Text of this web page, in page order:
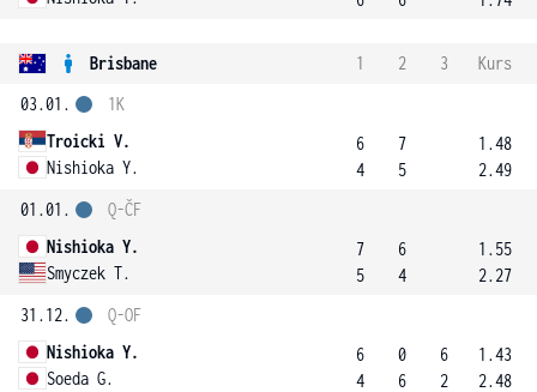
Brisbane 1 2 3
Kurs
03.01.
Troicki V.
Nishioka Y.
1K
6
4
7
5
1.48
2.49
01.01.
Nishioka Y.
Smyczek T.
Q-ČF
7
5
6
4
1.55
2.27
31.12.
Nishioka Y.
Soeda G.
Q-OF
6
4
0
6
6
2
1.43
2.48